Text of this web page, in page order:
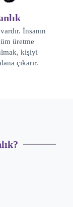
İnsanın
üretme
kişiyi
çıkarır.